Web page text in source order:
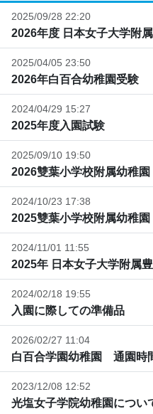
2025/09/28 22:20
2026年度 日本女子大学附
2025/04/05 23:50
2026年白百合幼稚園受験
2024/04/29 15:27
2025年度入園試験
2025/09/10 19:50
2026雙葉小学校附属幼稚園
2024/10/23 17:38
2025雙葉小学校附属幼稚園
2024/11/01 11:55
2025年 日本女子大学附属
2024/02/18 19:55
入園に際しての準備品
2026/02/27 11:04
白百合学園幼稚園 通園時
2023/12/08 12:52
光塩女子学院幼稚園につい